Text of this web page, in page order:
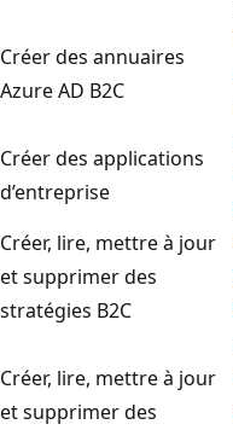
Créer des annuaires
Azure AD B2C
Créer des applications
d’entreprise
Créer, lire, mettre à jour
et supprimer des
stratégies B2C
Créer, lire, mettre à jour
et supprimer des